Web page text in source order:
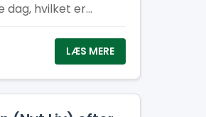
dag, hvilket er
er helt
kan køre rundt og
sted for alle
LÆS MERE